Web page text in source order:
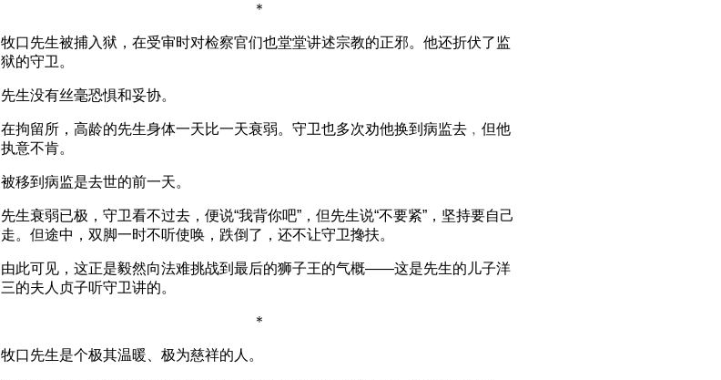
＊
牧口先生被捕入狱，在受审时对检察官们也堂堂讲述宗教的正邪。他还折伏了监
狱的守卫。
先生没有丝毫恐惧和妥协。
在拘留所，高龄的先生身体一天比一天衰弱。守卫也多次劝他换到病监去﹐但他
执意不肯。
被移到病监是去世的前一天。
先生衰弱已极，守卫看不过去，便说“我背你吧”，但先生说“不要紧”，坚持要自己
走。但途中，双脚一时不听使唤，跌倒了，还不让守卫搀扶。
由此可见，这正是毅然向法难挑战到最后的狮子王的气概——这是先生的儿子洋
三的夫人贞子听守卫讲的。
＊
牧口先生是个极其温暖、极为慈祥的人。